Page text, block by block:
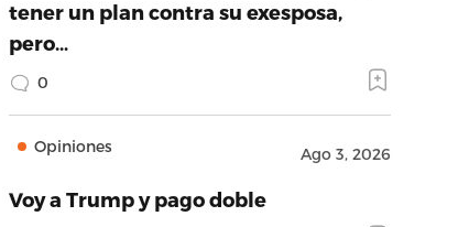
tener un plan contra su exesposa,
pero…
0
Opiniones Ago 3, 2026
Voy a Trump y pago doble